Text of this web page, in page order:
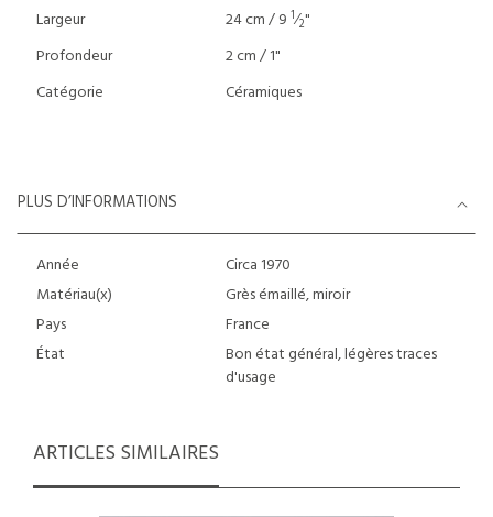
Largeur
24 cm / 9 1⁄2"
Profondeur
2 cm / 1"
Catégorie
Céramiques
PLUS D’INFORMATIONS
Année
Circa 1970
Matériau(x)
Grès émaillé, miroir
Pays
France
État
Bon état général, légères traces
d'usage
ARTICLES SIMILAIRES